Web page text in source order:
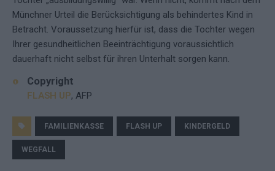
Münchner Urteil die Berücksichtigung als behindertes Kind in
Betracht. Voraussetzung hierfür ist, dass die Tochter wegen
Ihrer gesundheitlichen Beeinträchtigung voraussichtlich
dauerhaft nicht selbst für ihren Unterhalt sorgen kann.
Copyright
FLASH UP, AFP
FAMILIENKASSE FLASH UP KINDERGELD
WEGFALL